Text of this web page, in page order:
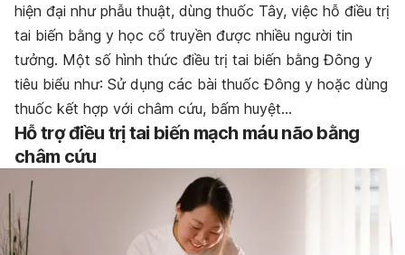
hiện đại như phẫu thuật, dùng thuốc Tây, việc hỗ điều trị
tai biến bằng y học cổ truyền được nhiều người tin
tưởng. Một số hình thức điều trị tai biến bằng Đông y
tiêu biểu như: Sử dụng các bài thuốc Đông y hoặc dùng
thuốc kết hợp với châm cứu, bấm huyệt…
Hỗ trợ điều trị tai biến mạch máu não bằng
châm cứu